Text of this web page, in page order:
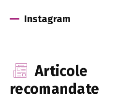
Instagram
Articole
recomandate